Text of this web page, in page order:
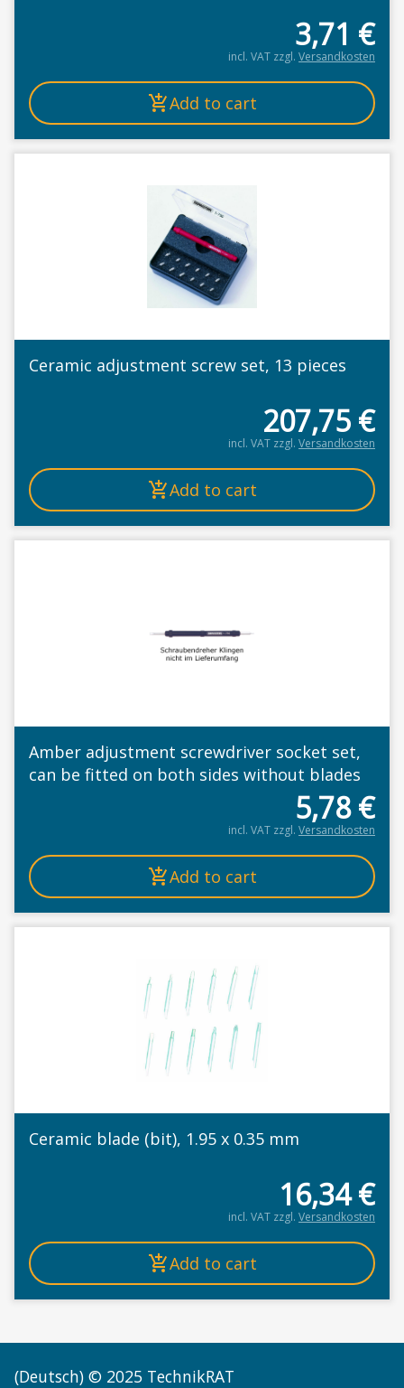
3,71 €
incl. VAT zzgl. Versandkosten
Add to cart
Ceramic adjustment screw set, 13 pieces
207,75 €
incl. VAT zzgl. Versandkosten
Add to cart
Amber adjustment screwdriver socket set,
can be fitted on both sides without blades
5,78€
incl. VAT zzgl. Versandkosten
Add to cart
Ceramic blade (bit), 1.95 x 0.35 mm
16,34€
incl. VAT zzgl. Versandkosten
Add to cart
(Deutsch) © 2025 TechnikRAT